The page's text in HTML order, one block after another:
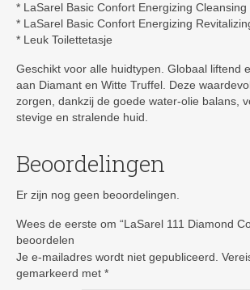
* LaSarel Basic Confort Energizing Cleansing
* LaSarel Basic Confort Energizing
* Leuk Toilettetasje
Geschikt voor alle huidtypen. Globaal liftend
aan Diamant en Witte Truffel. Deze
zorgen, dankzij de goede water-olie balans,
stevige en stralende huid.
Beoordelingen
Er zijn nog geen beoordelingen.
Wees de eerste om “LaSarel 111 Diamond
beoordelen
Je e-mailadres wordt niet gepubliceerd.
gemarkeerd met *